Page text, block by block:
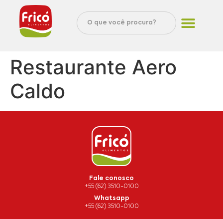
Restaurante Aero
Caldo
Fale conosco
+55 (62) 3510-0100
Whatsapp
+55 (62) 3510-0100